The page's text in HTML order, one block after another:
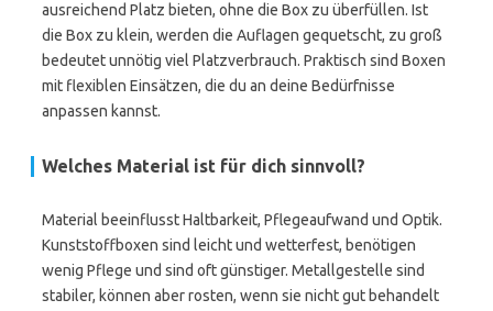
ausreichend Platz bieten, ohne die Box zu überfüllen. Ist
die Box zu klein, werden die Auflagen gequetscht, zu groß
bedeutet unnötig viel Platzverbrauch. Praktisch sind Boxen
mit flexiblen Einsätzen, die du an deine Bedürfnisse
anpassen kannst.
Welches Material ist für dich sinnvoll?
Material beeinflusst Haltbarkeit, Pflegeaufwand und Optik.
Kunststoffboxen sind leicht und wetterfest, benötigen
wenig Pflege und sind oft günstiger. Metallgestelle sind
stabiler, können aber rosten, wenn sie nicht gut behandelt